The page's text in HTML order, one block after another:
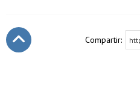
Compartir: